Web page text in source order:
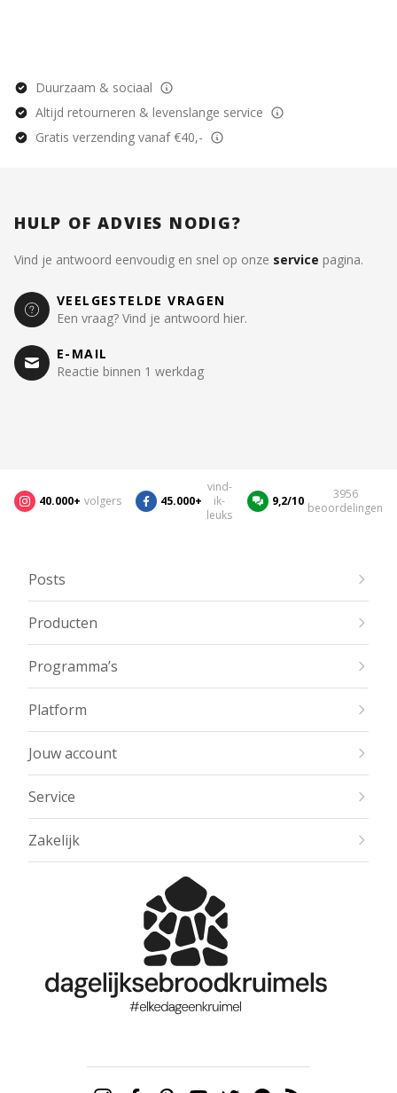
Duurzaam & sociaal
Altijd retourneren & levenslange service
Gratis verzending vanaf €40,-
HULP OF ADVIES NODIG?
Vind je antwoord eenvoudig en snel op onze service pagina.
VEELGESTELDE VRAGEN
Een vraag? Vind je antwoord hier.
E-MAIL
Reactie binnen 1 werkdag
40.000+ volgers 45.000+
vind-
ik-
leuks
9,2/10
3956
beoordelingen
Posts
Producten
Programma’s
Platform
Jouw account
Service
Zakelijk